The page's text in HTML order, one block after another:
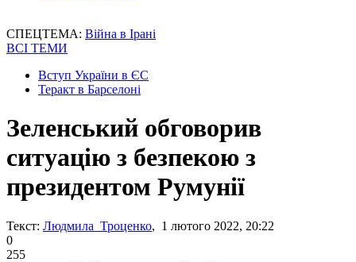
СПЕЦТЕМА: Війна в Ірані
ВСІ ТЕМИ
Вступ України в ЄС
Теракт в Барселоні
Зеленський обговорив
ситуацію з безпекою з
президентом Румунії
Текст: Людмила Троценко, 1 лютого 2022, 20:22
0
255